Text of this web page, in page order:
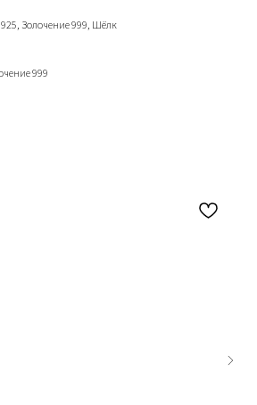
Золочение 999, Шёлк
999